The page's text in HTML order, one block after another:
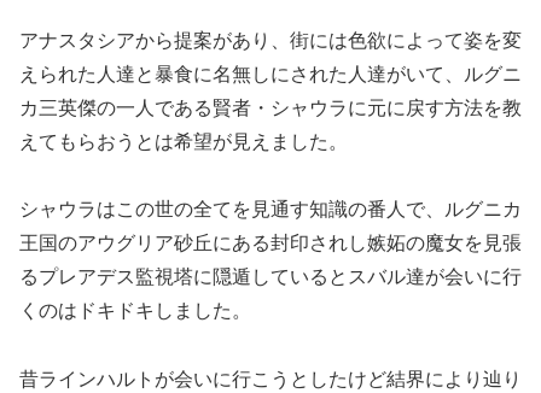
アナスタシアから提案があり、街には色欲によって姿を変
えられた人達と暴食に名無しにされた人達がいて、ルグニ
カ三英傑の一人である賢者・シャウラに元に戻す方法を教
えてもらおうとは希望が見えました。
シャウラはこの世の全てを見通す知識の番人で、ルグニカ
王国のアウグリア砂丘にある封印されし嫉妬の魔女を見張
るプレアデス監視塔に隠遁しているとスバル達が会いに行
くのはドキドキしました。
昔ラインハルトが会いに行こうとしたけど結界により辿り